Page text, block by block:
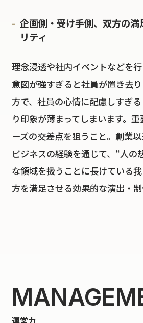
企画側・受け手側、双方の
リティ
理念浸透や社内イベントなどを
意図が強すぎると社員が置き去
方で、社員の心情に配慮しすぎ
り印象が薄まってしまいます。
ーズの交差点を狙うこと。創業
ビジネスの経験を通じて、“人の
な領域を扱うことに長けている
方を満足させる効果的な演出・制
運営力